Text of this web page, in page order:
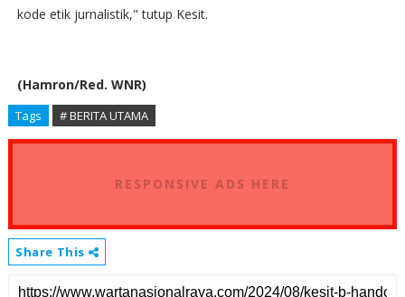
kode etik jurnalistik," tutup Kesit.
(Hamron/Red. WNR)
Tags # BERITA UTAMA
RESPONSIVE ADS HERE
Share This